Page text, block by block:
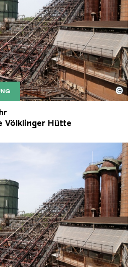
der Völklinger Hütte mit
Völklinger Hütte | Karl
©
Völklinger Hütte